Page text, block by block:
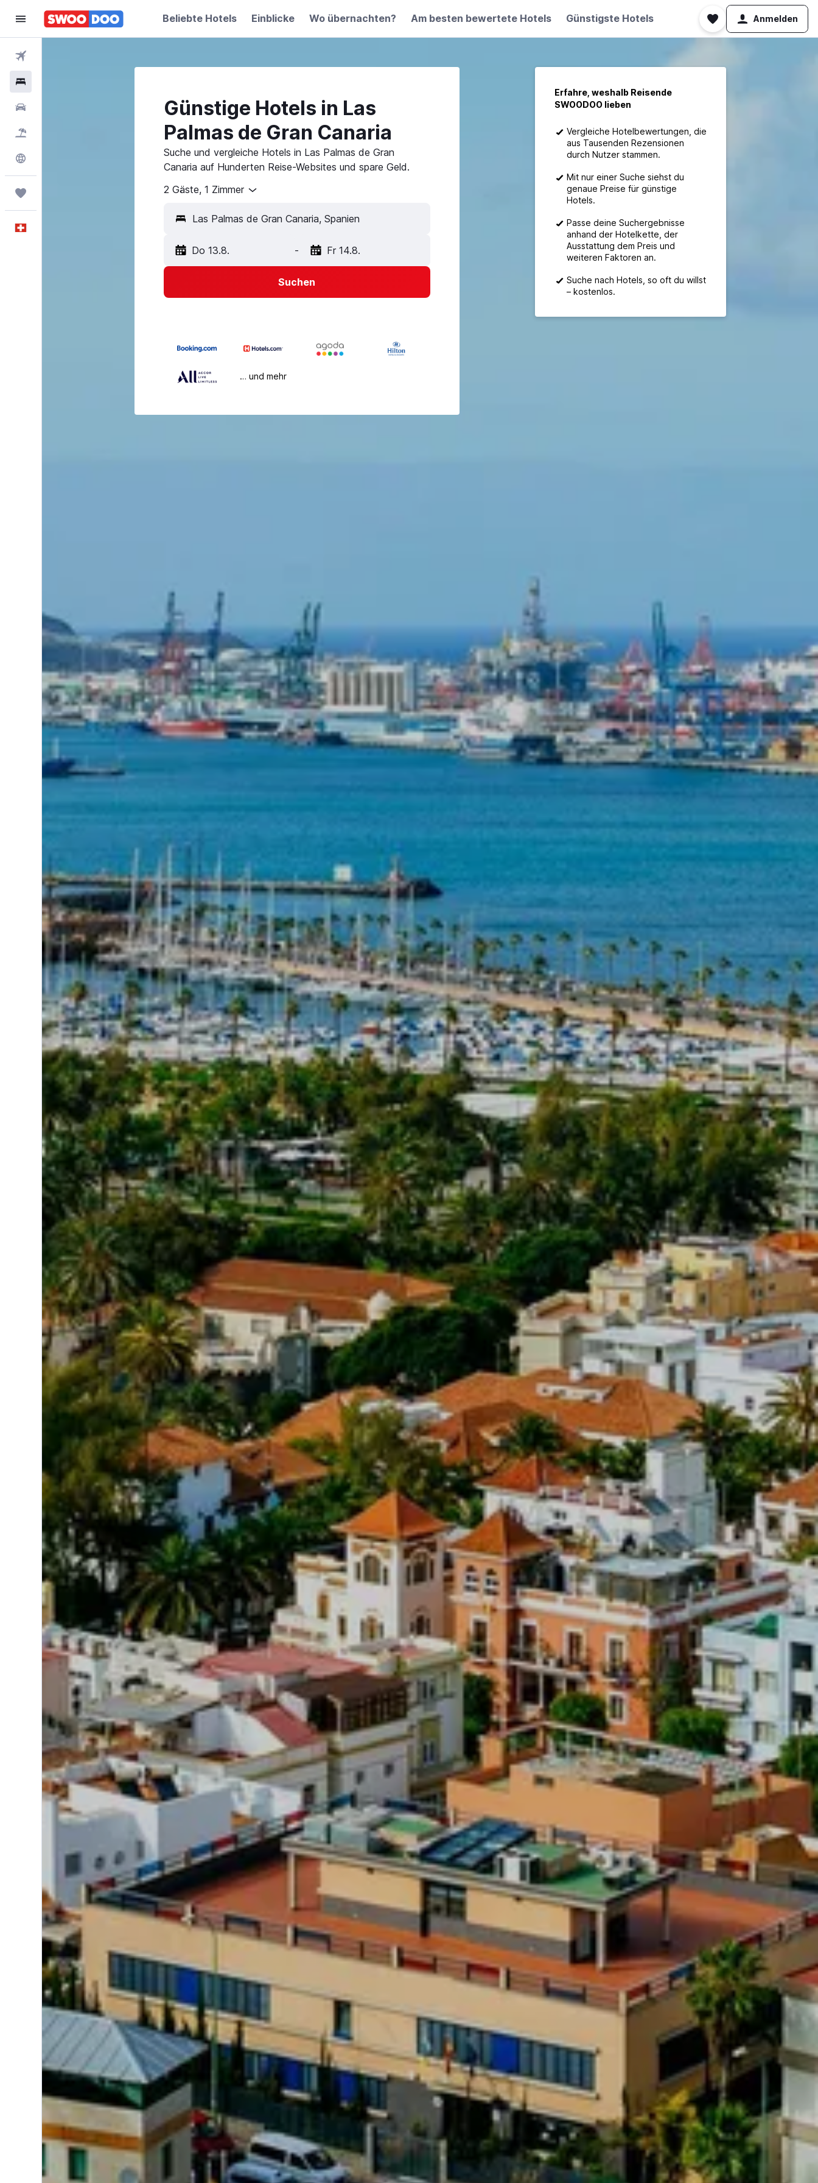
Beliebte Hotels Einblicke Wo übernachten? Am besten bewertete Hotels Günstigste Hotels Anmelden
Günstige Hotels in Las
Palmas de Gran Canaria
Suche und vergleiche Hotels in Las Palmas de Gran
Canaria auf Hunderten Reise-Websites und spare Geld.
2 Gäste, 1 Zimmer
Las Palmas de Gran Canaria, Spanien
Do 13.8. - Fr 14.8.
Suchen
… und mehr
Erfahre, weshalb Reisende
SWOODOO lieben
Vergleiche Hotelbewertungen, die
aus Tausenden Rezensionen
durch Nutzer stammen.
Mit nur einer Suche siehst du
genaue Preise für günstige
Hotels.
Passe deine Suchergebnisse
anhand der Hotelkette, der
Ausstattung dem Preis und
weiteren Faktoren an.
Suche nach Hotels, so oft du willst
– kostenlos.